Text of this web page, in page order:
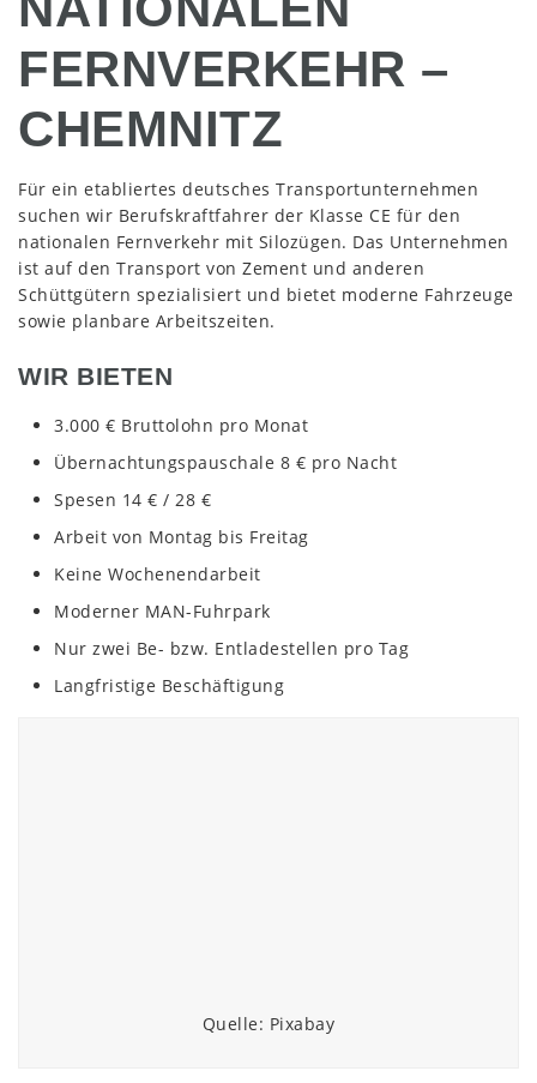
FERNVERKEHR –
CHEMNITZ
Für ein etabliertes deutsches Transportunternehmen
suchen wir Berufskraftfahrer der Klasse CE für den
nationalen Fernverkehr mit Silozügen. Das Unternehmen
ist auf den Transport von Zement und anderen
Schüttgütern spezialisiert und bietet moderne Fahrzeuge
sowie planbare Arbeitszeiten.
WIR BIETEN
3.000 € Bruttolohn pro Monat
Übernachtungspauschale 8 € pro Nacht
Spesen 14 € / 28 €
Arbeit von Montag bis Freitag
Keine Wochenendarbeit
Moderner MAN-Fuhrpark
Nur zwei Be- bzw. Entladestellen pro Tag
Langfristige Beschäftigung
Quelle: Pixabay